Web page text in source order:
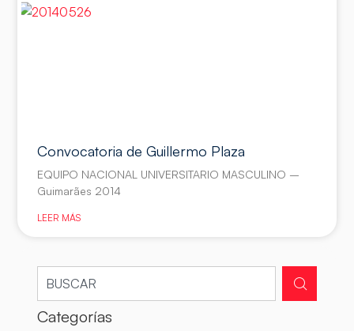
Convocatoria de Guillermo Plaza
EQUIPO NACIONAL UNIVERSITARIO MASCULINO –
Guimarães 2014
LEER MÁS
Categorías